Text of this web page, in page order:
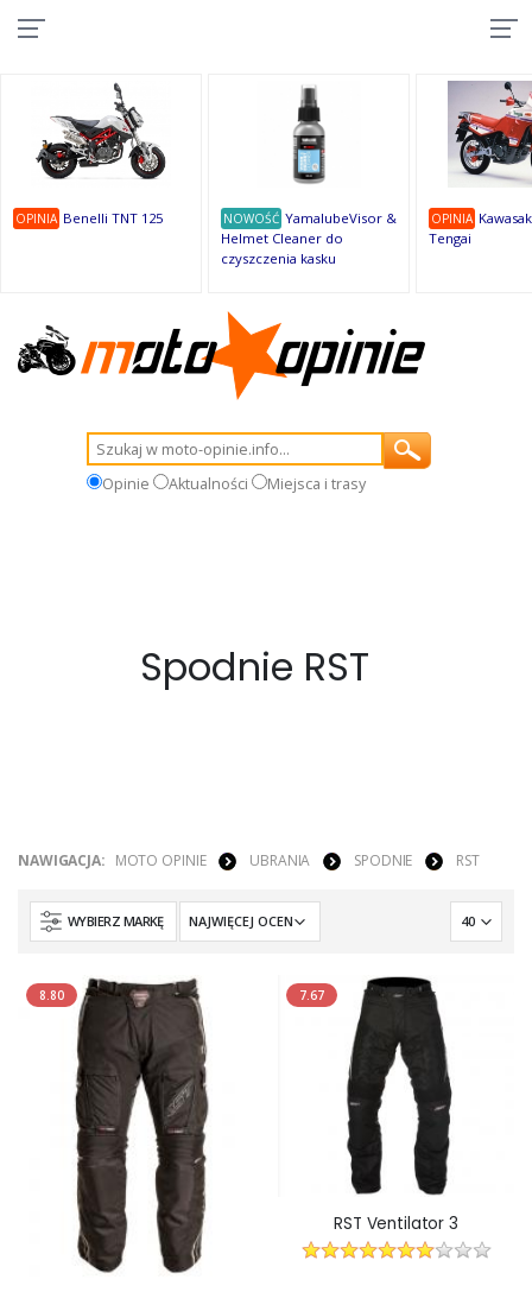
OPINIA Benelli TNT 125 NOWOŚĆ YamalubeVisor &
Helmet Cleaner do
czyszczenia kasku
OPINIA
Tengai
Opinie Aktualności Miejsca i trasy
Spodnie RST
NAWIGACJA: MOTO OPINIE UBRANIA SPODNIE RST
WYBIERZ MARKĘ
8.80 7.67
RST Ventilator 3